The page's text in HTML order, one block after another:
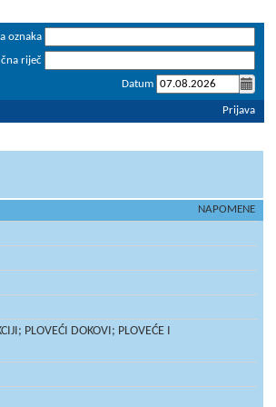
oznaka
riječ
Datum
Prijava
NAPOMENE
PLOVEĆI DOKOVI; PLOVEĆE I